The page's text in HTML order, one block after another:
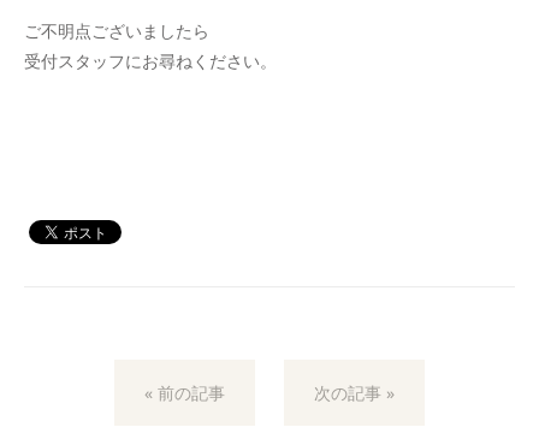
ご不明点ございましたら
受付スタッフにお尋ねください。
« 前の記事 次の記事 »